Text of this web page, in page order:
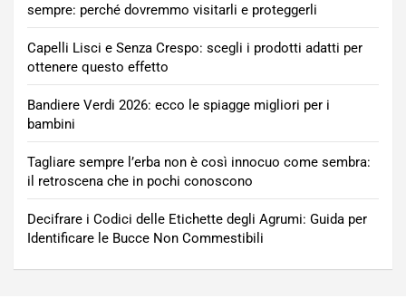
sempre: perché dovremmo visitarli e proteggerli
Capelli Lisci e Senza Crespo: scegli i prodotti adatti per
ottenere questo effetto
Bandiere Verdi 2026: ecco le spiagge migliori per i
bambini
Tagliare sempre l’erba non è così innocuo come sembra:
il retroscena che in pochi conoscono
Decifrare i Codici delle Etichette degli Agrumi: Guida per
Identificare le Bucce Non Commestibili